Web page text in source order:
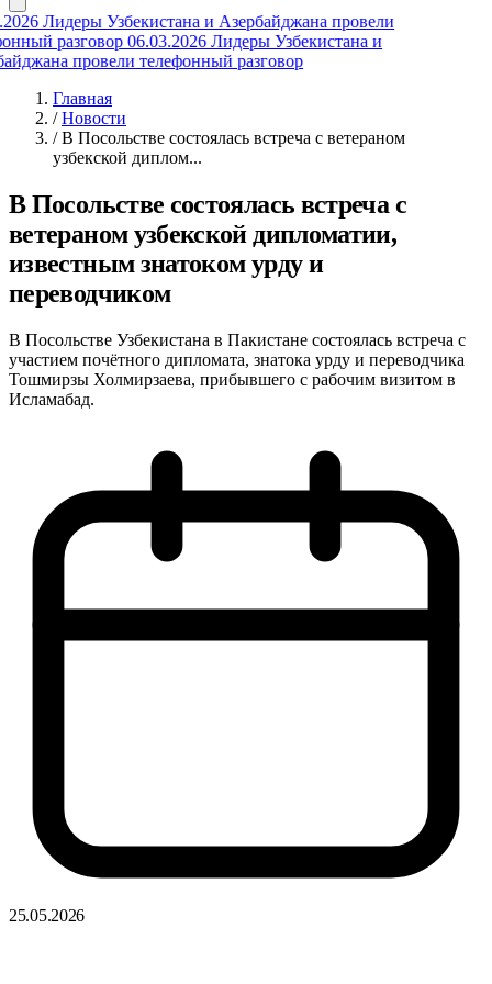
Лидеры Узбекистана и Азербайджана провели
разговор 06.03.2026 Лидеры Узбекистана и
провели телефонный разговор
Главная
/ Новости
/ В Посольстве состоялась встреча с ветераном
узбекской диплом...
В Посольстве состоялась встреча с
ветераном узбекской дипломатии,
известным знатоком урду и
переводчиком
В Посольстве Узбекистана в Пакистане состоялась встреча с
участием почётного дипломата, знатока урду и переводчика
Тошмирзы Холмирзаева, прибывшего с рабочим визитом в
Исламабад.
25.05.2026